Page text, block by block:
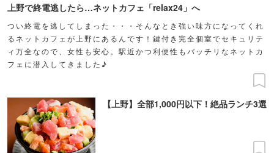
上野で終電逃したら…ネットカフェ「relax24」へ
つい終電を逃してしまった・・・そんなとき強い味方になってくれ
るネットカフェが上野にあるんです！鍵付き完全個室でセキュリテ
ィ万全なので、女性も安心。駅近かつ利便性もバッチリなネットカ
フェに潜入してきました♪
【上野】全部1,000円以下！絶品ランチ3選